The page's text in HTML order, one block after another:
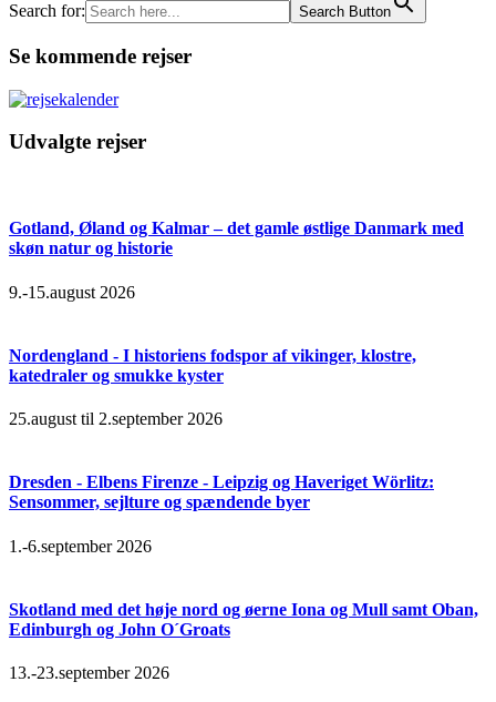
Search for: Search Button
Se kommende rejser
Udvalgte rejser
Gotland, Øland og Kalmar – det gamle østlige Danmark med
skøn natur og historie
9.-15.august 2026
Nordengland - I historiens fodspor af vikinger, klostre,
katedraler og smukke kyster
25.august til 2.september 2026
Dresden - Elbens Firenze - Leipzig og Haveriget Wörlitz:
Sensommer, sejlture og spændende byer
1.-6.september 2026
Skotland med det høje nord og øerne Iona og Mull samt Oban,
Edinburgh og John O´Groats
13.-23.september 2026